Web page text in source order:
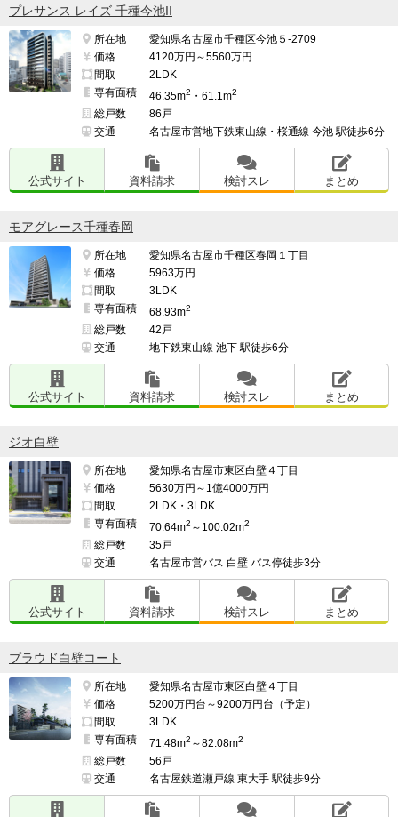
プレサンス レイズ 千種今池II
所在地
愛知県名古屋市千種区今池５-2709
価格
4120万円～5560万円
間取
2LDK
専有面積
46.35m2 ・61.1m2
総戸数
86戸
交通
名古屋市営地下鉄東山線・桜通線 今池 駅徒歩6分
公式サイト 資料請求 検討スレ まとめ
モアグレース千種春岡
所在地
愛知県名古屋市千種区春岡１丁目
価格
5963万円
間取
3LDK
専有面積
68.93m2
総戸数
42戸
交通
地下鉄東山線 池下 駅徒歩6分
公式サイト 資料請求 検討スレ まとめ
ジオ白壁
所在地
愛知県名古屋市東区白壁４丁目
価格
5630万円～1億4000万円
間取
2LDK・3LDK
専有面積
70.64m2 ～100.02m2
総戸数
35戸
交通
名古屋市営バス 白壁 バス停徒歩3分
公式サイト 資料請求 検討スレ まとめ
プラウド白壁コート
所在地
愛知県名古屋市東区白壁４丁目
価格
5200万円台～9200万円台（予定）
間取
3LDK
専有面積
71.48m2 ～82.08m2
総戸数
56戸
交通
名古屋鉄道瀬戸線 東大手 駅徒歩9分